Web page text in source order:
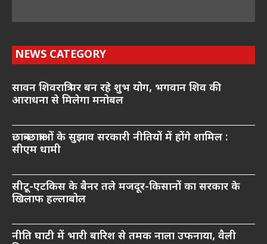
NEWS CATEGORY
सावन शिवरात्रि पर बन रहे शुभ योग, भगवान शिव की
आराधना से मिलेगा मनोबल
छात्र-छात्राओं के सुझाव सरकारी नीतियों में होंगे शामिल :
सीएम धामी
सीटू-एटकिस के बैनर तले मजदूर-किसानों का सरकार के
खिलाफ हल्लाबोल
नीति घाटी में भारी बारिश से तमक नाला उफनाया, वैली